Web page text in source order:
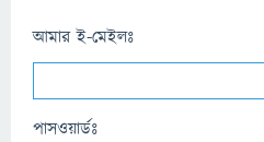
আমার ই-মেইলঃ
পাসওয়ার্ডঃ